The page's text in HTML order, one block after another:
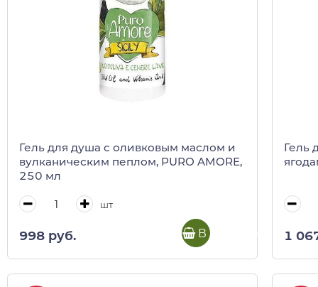
Гель для душа с оливковым маслом и
вулканическим пеплом, PURO AMORE,
250 мл
шт
998 руб. В корзину
Гель
1